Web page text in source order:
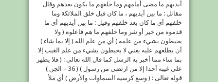
أيديهم ما مضى أمامهم وما خلفهم ما يكون بعدهم وقال
مقاتل : ما بين أيديهم ، ما كان قبل خلق الملائكة وما
خلفهم أي ما كان بعد خلقهم وقيل : ما بين أيديهم أي ما
قدموه من خير أو شر وما خلفهم ما هم فاعلوه ( ولا
يحيطون بشيء من علمه ) أي من علم الله ( إلا بما شاء )
أن يطلعهم عليه يعني لا يحيطون بشيء من علم الغيب إلا
بما شاء مما أخبر به الرسل كما قال الله تعالى : ( فلا يظهر
على غيبه أحدا إلا من ارتضى من رسول ) ( 36 – الجن )
قوله تعالى : ( وسع كرسيه السماوات والأرض ) أي ملأ